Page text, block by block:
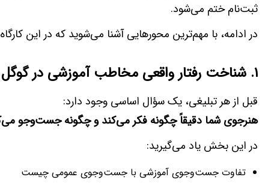
ثبت‌نام ختم می‌شود.
در ادامه، با مهم‌ترین محورهایی آشنا می‌شوید که در این
۱. شناخت رفتار واقعی مخاطب آموزشی در گوگل
قبل از هر تبلیغی، یک سؤال اساسی وجود دارد:
هنرجوی شما دقیقاً چگونه فکر می‌کند و چگونه جست‌وجو
در این بخش یاد می‌گیرید:
تفاوت جست‌وجوی آموزشی با جست‌وجوی عمومی چیست